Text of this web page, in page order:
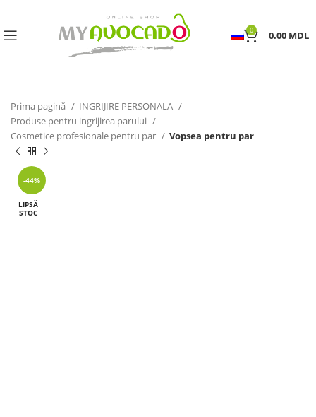
0 0.00 MDL
Prima pagină
INGRIJIRE PERSONALA
Produse pentru ingrijirea parului
Cosmetice profesionale pentru par
Vopsea pentru par
-44%
LIPSĂ
STOC